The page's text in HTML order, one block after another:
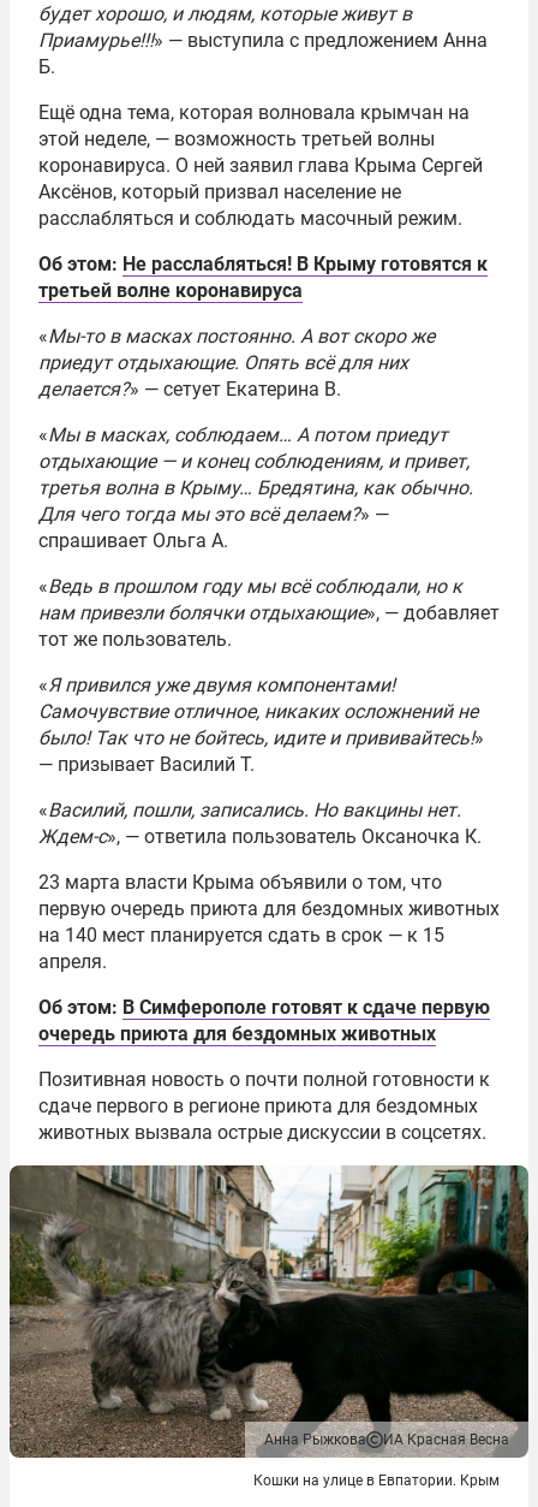
будет хорошо, и людям, которые живут в
Приамурье!!!» — выступила с предложением Анна
Б.
Ещё одна тема, которая волновала крымчан на
этой неделе, — возможность третьей волны
коронавируса. О ней заявил глава Крыма Сергей
Аксёнов, который призвал население не
расслабляться и соблюдать масочный режим.
Об этом: Не расслабляться! В Крыму готовятся к
третьей волне коронавируса
«Мы-то в масках постоянно. А вот скоро же
приедут отдыхающие. Опять всё для них
делается?» — сетует Екатерина В.
«Мы в масках, соблюдаем… А потом приедут
отдыхающие — и конец соблюдениям, и привет,
третья волна в Крыму… Бредятина, как обычно.
Для чего тогда мы это всё делаем?» —
спрашивает Ольга А.
«Ведь в прошлом году мы всё соблюдали, но к
нам привезли болячки отдыхающие», — добавляет
тот же пользователь.
«Я привился уже двумя компонентами!
Самочувствие отличное, никаких осложнений не
было! Так что не бойтесь, идите и прививайтесь!»
— призывает Василий Т.
«Василий, пошли, записались. Но вакцины нет.
Ждем-с», — ответила пользователь Оксаночка К.
23 марта власти Крыма объявили о том, что
первую очередь приюта для бездомных животных
на 140 мест планируется сдать в срок — к 15
апреля.
Об этом: В Симферополе готовят к сдаче первую
очередь приюта для бездомных животных
Позитивная новость о почти полной готовности к
сдаче первого в регионе приюта для бездомных
животных вызвала острые дискуссии в соцсетях.
Анна Рыжкова ИА Красная Весна
Кошки на улице в Евпатории. Крым